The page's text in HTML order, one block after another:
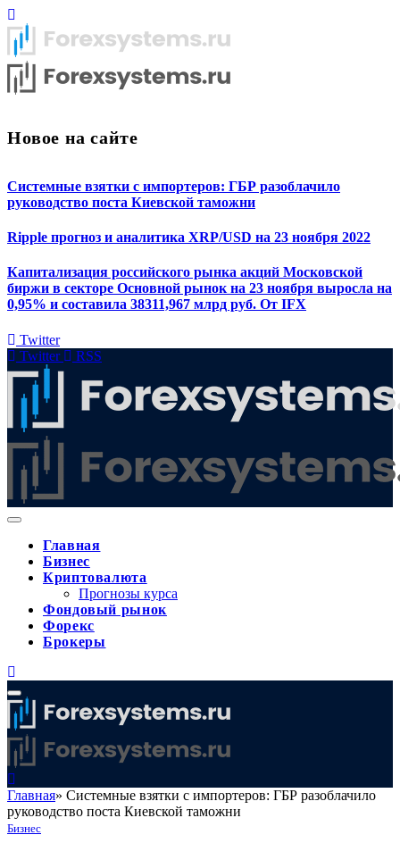
Новое на сайте
Системные взятки с импортеров: ГБР разоблачило
руководство поста Киевской таможни
Ripple прогноз и аналитика XRP/USD на 23 ноября 2022
Капитализация российского рынка акций Московской
биржи в секторе Основной рынок на 23 ноября выросла на
0,95% и составила 38311,967 млрд руб. От IFX
Twitter
Twitter
RSS
Главная
Бизнес
Криптовалюта
Прогнозы курса
Фондовый рынок
Форекс
Брокеры
Главная» Системные взятки с импортеров: ГБР разоблачило
руководство поста Киевской таможни
Бизнес